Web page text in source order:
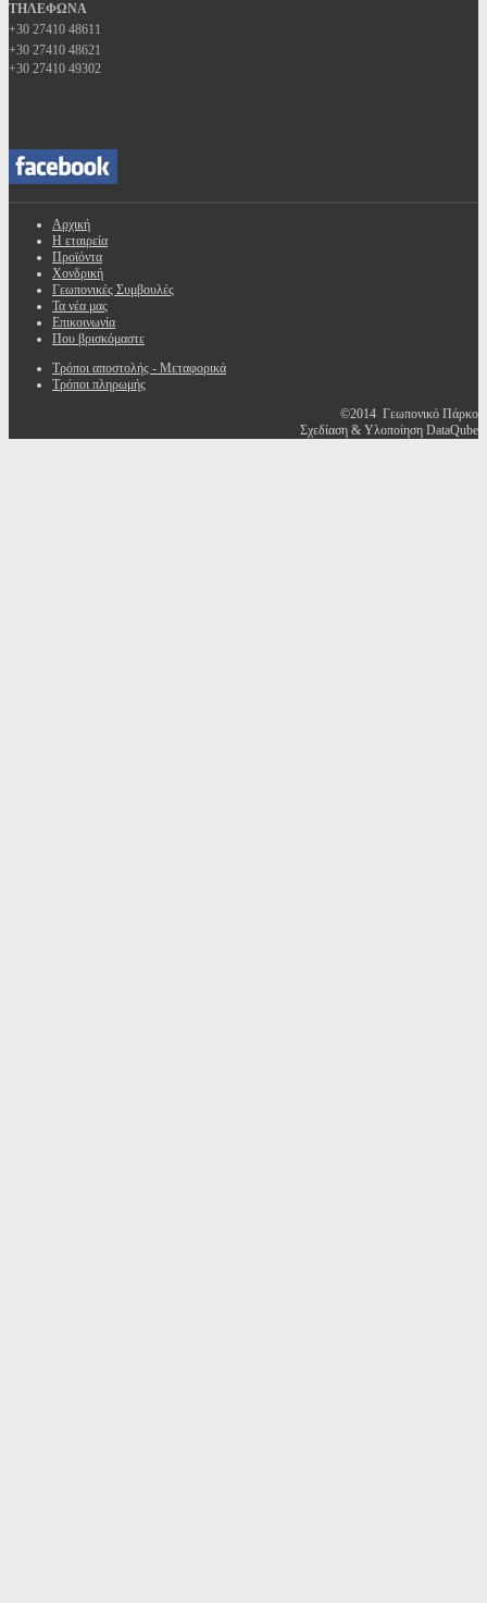
ΤΗΛΕΦΩΝΑ
+30 27410 48611
+30 27410 48621
+30 27410 49302
Αρχική
Η εταιρεία
Προϊόντα
Χονδρική
Γεωπονικές Συμβουλές
Τα νέα μας
Επικοινωνία
Που βρισκόμαστε
Τρόποι αποστολής - Μεταφορικά
Τρόποι πληρωμής
©2014 Γεωπονικό Πάρκο
Σχεδίαση & Υλοποίηση DataQube